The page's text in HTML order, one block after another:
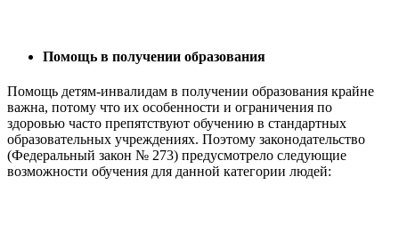
Помощь в получении образования
Помощь детям-инвалидам в получении образования крайне
важна, потому что их особенности и ограничения по
здоровью часто препятствуют обучению в стандартных
образовательных учреждениях. Поэтому законодательство
(Федеральный закон № 273) предусмотрело следующие
возможности обучения для данной категории людей: